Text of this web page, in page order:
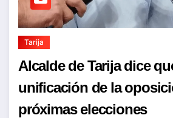
Tarija
Alcalde de Tarija dice
unificación de la
próximas elecciones